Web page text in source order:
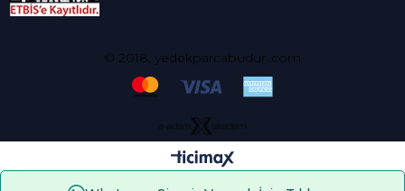
© 2018, yedekparcabudur..com